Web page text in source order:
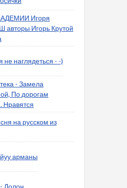
Игоря
авторы Игорь Крутой
наглядеться - -)
- Замела
По дорогам
Нравятся
на русском из
арманы
Долон